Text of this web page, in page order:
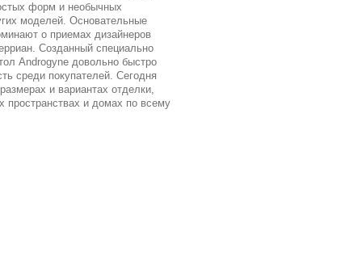
форм и необычных
моделей. Основательные
о приемах дизайнеров
Созданный специально
Androgyne довольно быстро
среди покупателей. Сегодня
и вариантах отделки,
пространствах и домах по всему